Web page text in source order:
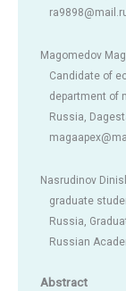
Magomedov
Candidate of
department of
Russia,
Nasrudinov
graduate
Russia,
Russian
Abstract